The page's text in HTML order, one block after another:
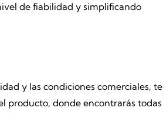
de fiabilidad y simplificando
y las condiciones comerciales, te
producto, donde encontrarás todas